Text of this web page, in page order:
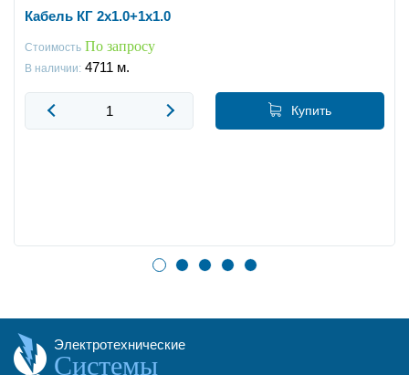
Кабель КГ 2x1.0+1x1.0
Стоимость По запросу
В наличии: 4711 м.
Купить
Электротехнические
Системы